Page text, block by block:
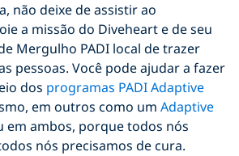
não deixe de assistir ao
a missão do Diveheart e de seu
Mergulho PADI local de trazer
pessoas. Você pode ajudar a fazer
dos programas PADI Adaptive
em outros como um Adaptive
em ambos, porque todos nós
nós precisamos de cura.